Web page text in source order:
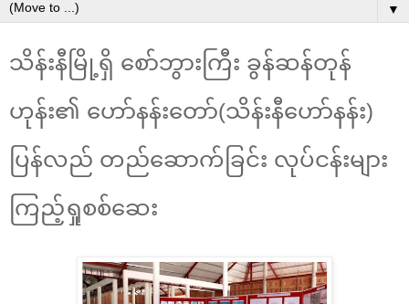
▼
သိန်းနီမြို့ရှိ စော်ဘွားကြီး ခွန်ဆန်တုန်
ဟုန်း၏ ဟော်နန်းတော်(သိန်းနီဟော်နန်း)
ပြန်လည် တည်ဆောက်ခြင်း လုပ်ငန်းများ
ကြည့်ရှုစစ်ဆေး